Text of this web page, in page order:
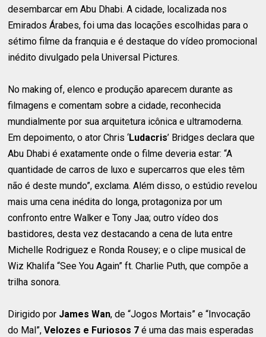
desembarcar em Abu Dhabi. A cidade, localizada nos
Emirados Árabes, foi uma das locações escolhidas para o
sétimo filme da franquia e é destaque do vídeo promocional
inédito divulgado pela Universal Pictures.
No making of, elenco e produção aparecem durante as
filmagens e comentam sobre a cidade, reconhecida
mundialmente por sua arquitetura icônica e ultramoderna.
Em depoimento, o ator Chris ‘Ludacris’ Bridges declara que
Abu Dhabi é exatamente onde o filme deveria estar: “A
quantidade de carros de luxo e supercarros que eles têm
não é deste mundo”, exclama. Além disso, o estúdio revelou
mais uma cena inédita do longa, protagoniza por um
confronto entre Walker e Tony Jaa; outro vídeo dos
bastidores, desta vez destacando a cena de luta entre
Michelle Rodriguez e Ronda Rousey; e o clipe musical de
Wiz Khalifa “See You Again” ft. Charlie Puth, que compõe a
trilha sonora.
Dirigido por James Wan, de “Jogos Mortais” e “Invocação
do Mal”,Velozes e Furiosos 7 é uma das mais esperadas